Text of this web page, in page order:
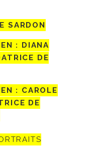
SARDON
: DIANA
DE
: CAROLE
DE